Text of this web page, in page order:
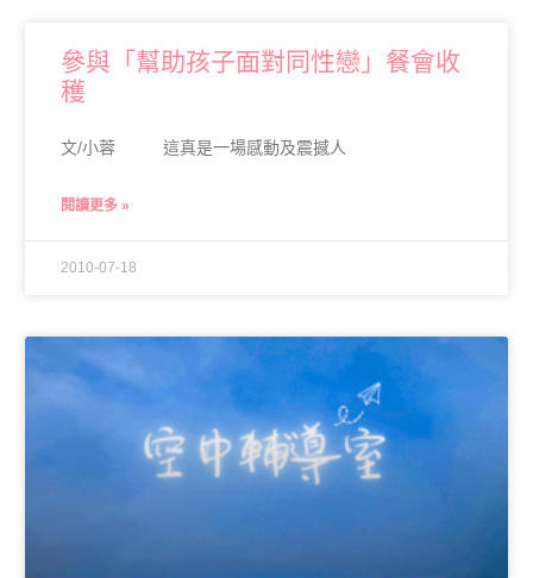
參與「幫助孩子面對同性戀」餐會收
穫
文/小蓉 這真是一場感動及震撼人
閱讀更多 »
2010-07-18